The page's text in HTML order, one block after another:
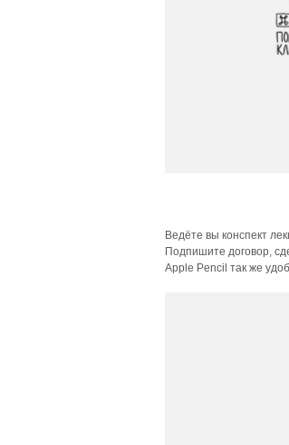
Ведёте вы конспект
Подпишите договор,
Apple Pencil так же